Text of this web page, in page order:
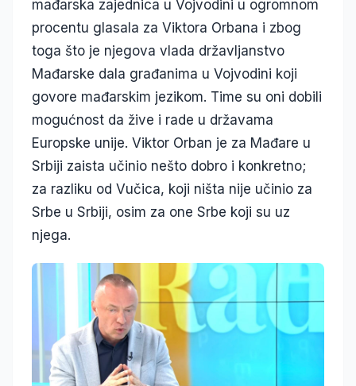
mađarska zajednica u Vojvodini u ogromnom
procentu glasala za Viktora Orbana i zbog
toga što je njegova vlada državljanstvo
Mađarske dala građanima u Vojvodini koji
govore mađarskim jezikom. Time su oni dobili
mogućnost da žive i rade u državama
Europske unije. Viktor Orban je za Mađare u
Srbiji zaista učinio nešto dobro i konkretno;
za razliku od Vučica, koji ništa nije učinio za
Srbe u Srbiji, osim za one Srbe koji su uz
njega.